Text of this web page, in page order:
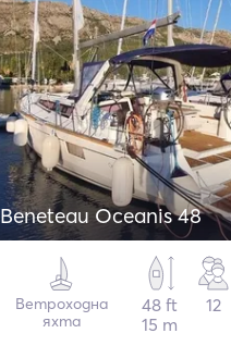
Beneteau Oceanis 48
Ветроходна
яхта
48 ft
15 m
12